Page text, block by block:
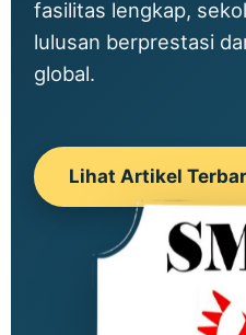
fasilitas lengkap,
lulusan berprestasi
global.
Lihat Artikel